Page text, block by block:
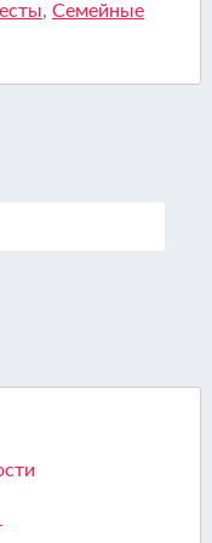
, Семейные